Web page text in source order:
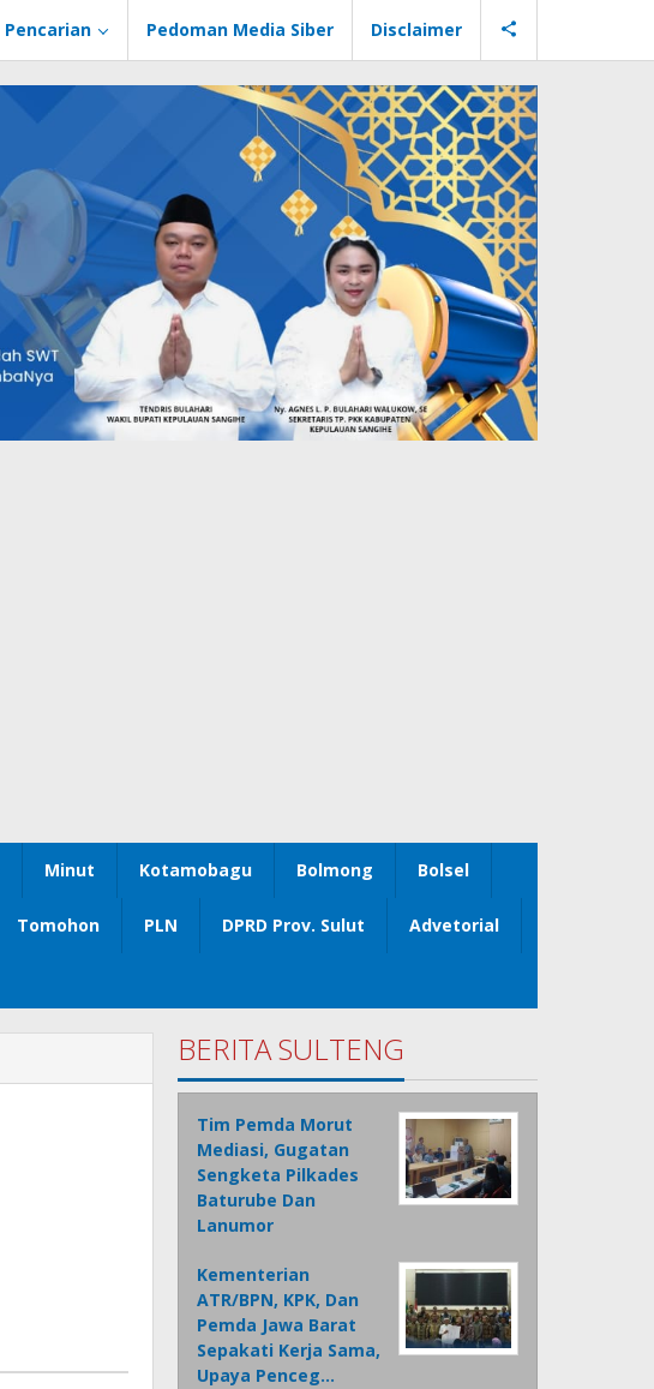
Pencarian Pedoman Media Siber Disclaimer
Minut Kotamobagu Bolmong Bolsel
Tomohon PLN DPRD Prov. Sulut Advetorial
BERITA SULTENG
Tim Pemda Morut
Mediasi, Gugatan
Sengketa Pilkades
Baturube Dan
Lanumor
Kementerian
ATR/BPN, KPK, Dan
Pemda Jawa Barat
Sepakati Kerja Sama,
Upaya Penceg…